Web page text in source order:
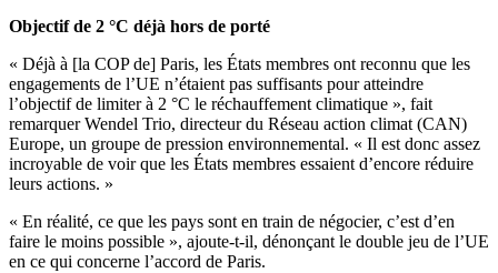
Objectif de 2 °C déjà hors de porté
« Déjà à [la COP de] Paris, les États membres ont reconnu que les
engagements de l’UE n’étaient pas suffisants pour atteindre
l’objectif de limiter à 2 °C le réchauffement climatique », fait
remarquer Wendel Trio, directeur du Réseau action climat (CAN)
Europe, un groupe de pression environnemental. « Il est donc assez
incroyable de voir que les États membres essaient d’encore réduire
leurs actions. »
« En réalité, ce que les pays sont en train de négocier, c’est d’en
faire le moins possible », ajoute-t-il, dénonçant le double jeu de l’UE
en ce qui concerne l’accord de Paris.